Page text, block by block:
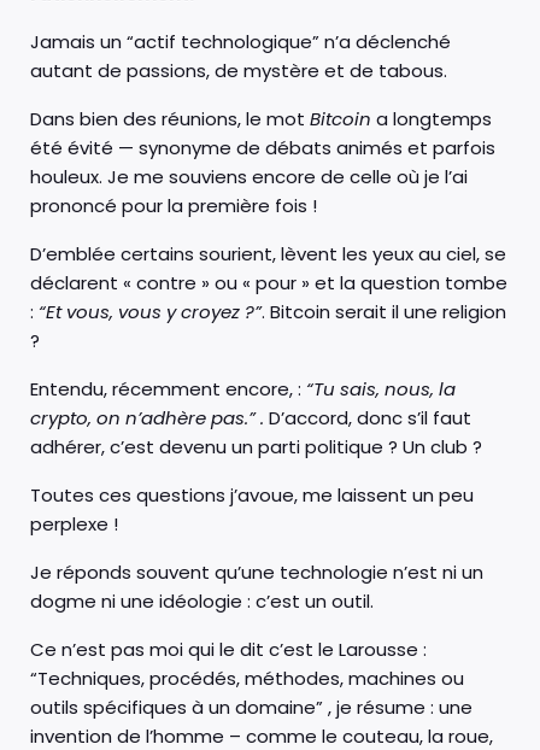
Jamais un “actif technologique” n’a déclenché
autant de passions, de mystère et de tabous.
Dans bien des réunions, le mot Bitcoin a longtemps
été évité — synonyme de débats animés et parfois
houleux. Je me souviens encore de celle où je l’ai
prononcé pour la première fois !
D’emblée certains sourient, lèvent les yeux au ciel, se
déclarent « contre » ou « pour » et la question tombe
: “Et vous, vous y croyez ?”. Bitcoin serait il une religion
?
Entendu, récemment encore, : “Tu sais, nous, la
crypto, on n’adhère pas.” . D’accord, donc s’il faut
adhérer, c’est devenu un parti politique ? Un club ?
Toutes ces questions j’avoue, me laissent un peu
perplexe !
Je réponds souvent qu’une technologie n’est ni un
dogme ni une idéologie : c’est un outil.
Ce n’est pas moi qui le dit c’est le Larousse :
“Techniques, procédés, méthodes, machines ou
outils spécifiques à un domaine” , je résume : une
invention de l’homme – comme le couteau, la roue,